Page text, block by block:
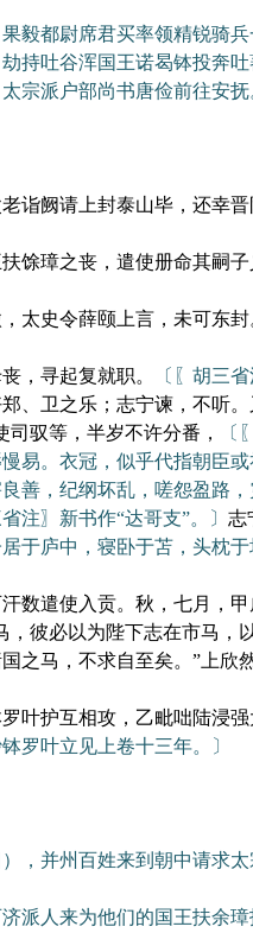
都尉席君买率领精锐骑兵
持吐谷浑国王诺曷钵投奔
宗派户部尚书唐俭前往安抚
阙请上封泰山毕，还幸晋
璋之丧，遣使册命其嗣子
史令薛颐上言，未可东封
寻起复就职。 〔〖胡三
、卫之乐；志宁谏，不听
驭等，半岁不许分番，
〔
易。衣冠，似乎代指朝臣
善，纪纲坏乱，嗟怨盈路
省注〗新书作“达哥支”。〕 志
于庐中，寝卧于苫，头枕于
遣使入贡。秋，七月，甲
，彼必以为陛下志在市马
之马，不求自至矣。”上欣
护互相攻，乙毗咄陆浸强
罗叶立见上卷十三年。〕
并州百姓来到朝中请求太
人来为他们的国王扶余璋